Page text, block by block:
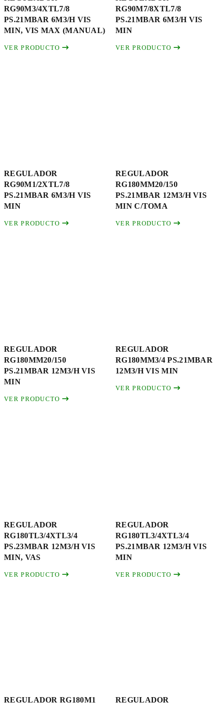
RG90M3/4XTL7/8
PS.21MBAR 6M3/H VIS
MIN, VIS MAX (MANUAL)
VER PRODUCTO
RG90M7/8XTL7/8
PS.21MBAR 6M3/H VIS
MIN
VER PRODUCTO
REGULADOR
RG90M1/2XTL7/8
PS.21MBAR 6M3/H VIS
MIN
VER PRODUCTO
REGULADOR
RG180MM20/150
PS.21MBAR 12M3/H VIS
MIN C/TOMA
VER PRODUCTO
REGULADOR
RG180MM20/150
PS.21MBAR 12M3/H VIS
MIN
VER PRODUCTO
REGULADOR
RG180MM3/4 PS.21MBAR
12M3/H VIS MIN
VER PRODUCTO
REGULADOR
RG180TL3/4XTL3/4
PS.23MBAR 12M3/H VIS
MIN, VAS
VER PRODUCTO
REGULADOR
RG180TL3/4XTL3/4
PS.21MBAR 12M3/H VIS
MIN
VER PRODUCTO
REGULADOR RG180M1
REGULADOR